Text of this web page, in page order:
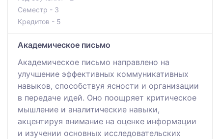
Семестр - 3
Кредитов - 5
Академическое письмо
Академическое письмо направлено на
улучшение эффективных коммуникативных
навыков, способствуя ясности и организации
в передаче идей. Оно поощряет критическое
мышление и аналитические навыки,
акцентируя внимание на оценке информации
и изучении основных исследовательских